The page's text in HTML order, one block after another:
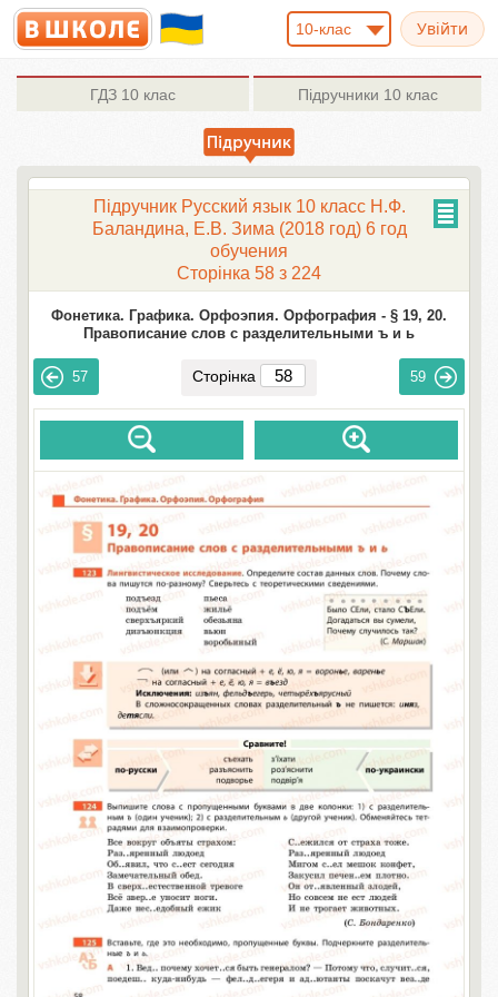
10-клас
ГДЗ 10 клас Підручники 10 клас
Підручник Русский язык 10 класс Н.Ф.
Баландина, Е.В. Зима (2018 год) 6 год
обучения
Сторінка 58 з 224
Фонетика. Графика. Орфоэпия. Орфография - § 19, 20.
Правописание слов с разделительными ъ и ь
57 Сторінка 59